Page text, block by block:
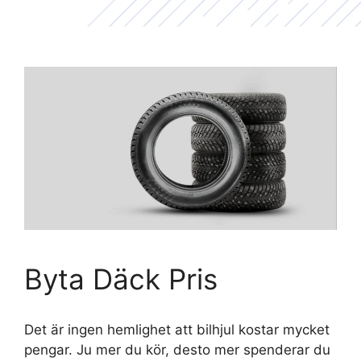
Byta Däck Pris
Det är ingen hemlighet att bilhjul kostar mycket
pengar. Ju mer du kör, desto mer spenderar du